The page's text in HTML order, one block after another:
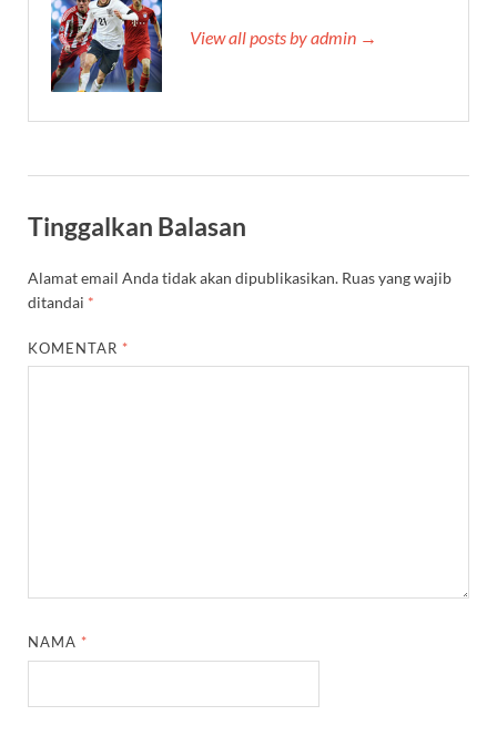
View all posts by admin →
Tinggalkan Balasan
Alamat email Anda tidak akan dipublikasikan. Ruas yang wajib
ditandai *
KOMENTAR *
NAMA *